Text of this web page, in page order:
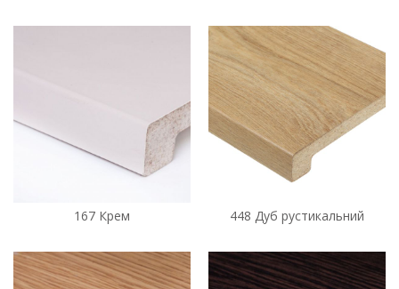
167 Крем 448 Дуб рустикальний